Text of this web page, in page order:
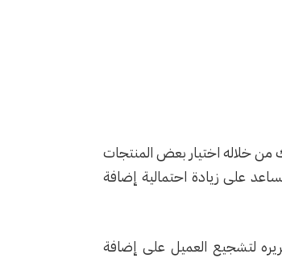
خلاله اختيار بعض المنتجات
على زيادة احتمالية إضافة
لتشجيع العميل على إضافة